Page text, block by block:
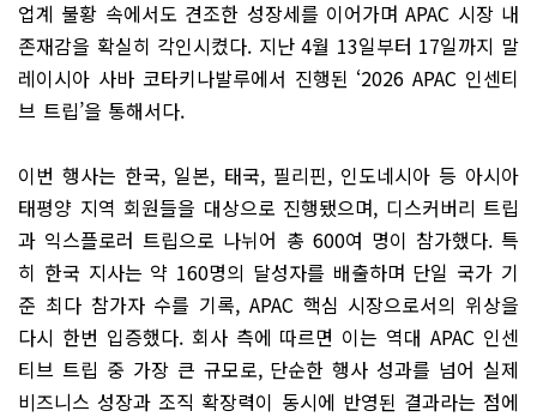
업계 불황 속에서도 견조한 성장세를 이어가며 APAC 시장 내
존재감을 확실히 각인시켰다. 지난 4월 13일부터 17일까지 말
레이시아 사바 코타키나발루에서 진행된 ‘2026 APAC 인센티
브 트립’을 통해서다.
이번 행사는 한국, 일본, 태국, 필리핀, 인도네시아 등 아시아
태평양 지역 회원들을 대상으로 진행됐으며, 디스커버리 트립
과 익스플로러 트립으로 나뉘어 총 600여 명이 참가했다. 특
히 한국 지사는 약 160명의 달성자를 배출하며 단일 국가 기
준 최다 참가자 수를 기록, APAC 핵심 시장으로서의 위상을
다시 한번 입증했다. 회사 측에 따르면 이는 역대 APAC 인센
티브 트립 중 가장 큰 규모로, 단순한 행사 성과를 넘어 실제
비즈니스 성장과 조직 확장력이 동시에 반영된 결과라는 점에